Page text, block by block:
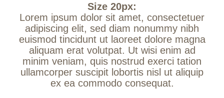
Size 20px:
Lorem ipsum dolor sit amet, consectetuer
adipiscing elit, sed diam nonummy nibh
euismod tincidunt ut laoreet dolore magna
aliquam erat volutpat. Ut wisi enim ad
minim veniam, quis nostrud exerci tation
ullamcorper suscipit lobortis nisl ut aliquip
ex ea commodo consequat.